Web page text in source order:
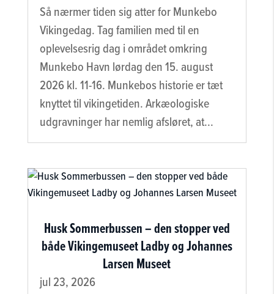
Så nærmer tiden sig atter for Munkebo
Vikingedag. Tag familien med til en
oplevelsesrig dag i området omkring
Munkebo Havn lørdag den 15. august
2026 kl. 11-16. Munkebos historie er tæt
knyttet til vikingetiden. Arkæologiske
udgravninger har nemlig afsløret, at...
Husk Sommerbussen – den stopper ved
både Vikingemuseet Ladby og Johannes
Larsen Museet
jul 23, 2026